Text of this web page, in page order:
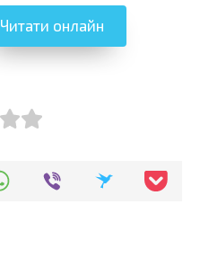
Читати онлайн